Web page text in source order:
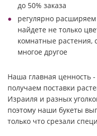
до 50% заказа
регулярно
найдете не только
комнатные
многое другое
Наша главная ценность
получаем поставки
Израиля и разных
поэтому наши букеты
только что срезали